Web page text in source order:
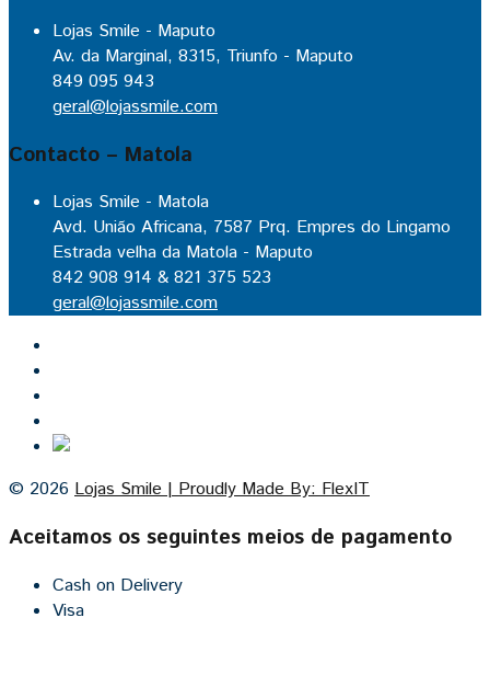
Lojas Smile - Maputo
Av. da Marginal, 8315, Triunfo - Maputo
849 095 943
geral@lojassmile.com
Contacto – Matola
Lojas Smile - Matola
Avd. União Africana, 7587 Prq. Empres do Lingamo
Estrada velha da Matola - Maputo
842 908 914 & 821 375 523
geral@lojassmile.com
© 2026 Lojas Smile | Proudly Made By: FlexIT
Aceitamos os seguintes meios de pagamento
Cash on Delivery
Visa